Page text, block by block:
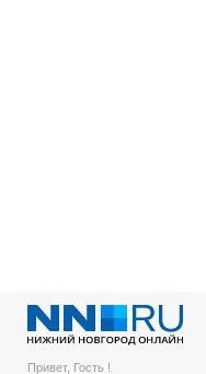
Привет, Гость !